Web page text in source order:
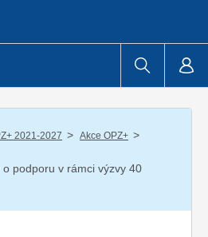
2021-2027 / Akce OPZ+ /
podporu v rámci výzvy 40